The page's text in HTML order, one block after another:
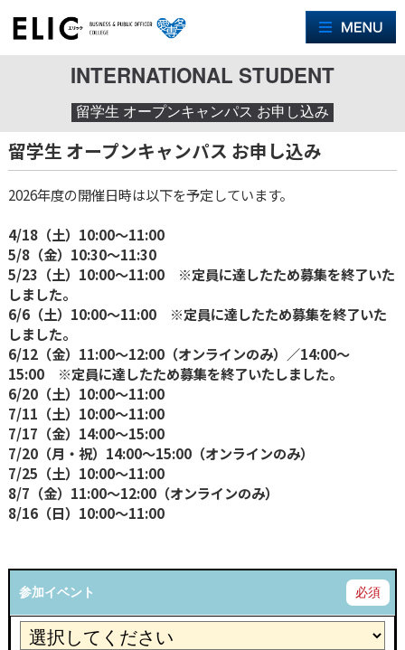
INTERNATIONAL STUDENT
留学生 オープンキャンパス お申し込み
留学生 オープンキャンパス お申し込み
2026年度の開催日時は以下を予定しています。
4/18（土）10:00〜11:00
5/8（金）10:30〜11:30
5/23（土）10:00〜11:00 ※定員に達したため募集を終了いた
しました。
6/6（土）10:00〜11:00 ※定員に達したため募集を終了いた
しました。
6/12（金）11:00〜12:00（オンラインのみ）／14:00〜
15:00 ※定員に達したため募集を終了いたしました。
6/20（土）10:00〜11:00
7/11（土）10:00〜11:00
7/17（金）14:00〜15:00
7/20（月・祝）14:00〜15:00（オンラインのみ）
7/25（土）10:00〜11:00
8/7（金）11:00〜12:00（オンラインのみ）
8/16（日）10:00〜11:00
参加イベント 必須